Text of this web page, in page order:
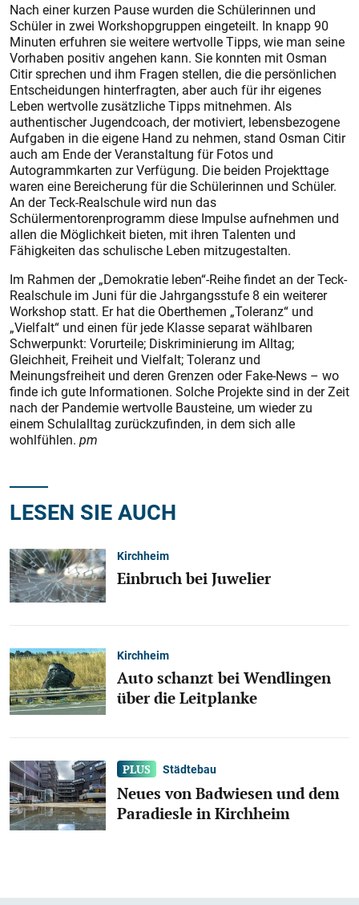
Nach einer kurzen Pause wurden die Schülerinnen und
Schüler in zwei Workshopgruppen eingeteilt. In knapp 90
Minuten erfuhren sie weitere wertvolle Tipps, wie man seine
Vorhaben positiv angehen kann. Sie konnten mit Osman
Citir sprechen und ihm Fragen stellen, die die persönlichen
Entscheidungen hinterfragten, aber auch für ihr eigenes
Leben wertvolle zusätzliche Tipps mitnehmen. Als
authentischer Jugendcoach, der motiviert, lebensbezogene
Aufgaben in die eigene Hand zu nehmen, stand Osman Citir
auch am Ende der Veranstaltung für Fotos und
Autogrammkarten zur Verfügung. Die beiden Projekttage
waren eine Bereicherung für die Schülerinnen und Schüler.
An der Teck-Realschule wird nun das
Schülermentorenprogramm diese Impulse aufnehmen und
allen die Möglichkeit bieten, mit ihren Talenten und
Fähigkeiten das schulische Leben mitzugestalten.
Im Rahmen der „Demokratie leben“-Reihe findet an der Teck-
Real­schule im Juni für die Jahrgangsstufe 8 ein weiterer
Workshop statt. Er hat die Oberthemen „Toleranz“ und
„Vielfalt“ und einen für jede Klasse separat wählbaren
Schwerpunkt: Vorurteile; Diskriminierung im Alltag;
Gleichheit, Freiheit und Vielfalt; Toleranz und
Meinungsfreiheit und deren Grenzen oder Fake-News – wo
finde ich gute Informationen. Solche Projekte sind in der Zeit
nach der Pandemie wertvolle Bausteine, um wieder zu
einem Schulalltag zurückzufinden, in dem sich alle
wohlfühlen. pm
LESEN SIE AUCH
Kirchheim
Einbruch bei Juwelier
Kirchheim
Auto schanzt bei Wendlingen
über die Leitplanke
Städtebau
Neues von Badwiesen und dem
Paradiesle in Kirchheim